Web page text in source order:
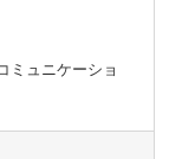
ミュニケーショ